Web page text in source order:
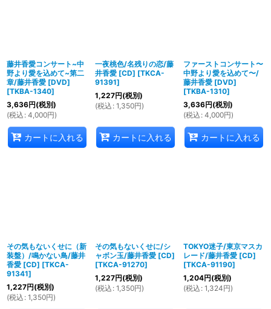
藤井香愛コンサート~中
野より愛を込めて~第二
章/藤井香愛 [DVD]
[TKBA-1340]
3,636円(税別)
(税込 : 4,000円)
カートに入れる
一夜桃色/名残りの恋/藤
井香愛 [CD] [TKCA-
91391]
1,227円(税別)
(税込 : 1,350円)
カートに入れる
ファーストコンサート〜
中野より愛を込めて〜/
藤井香愛 [DVD]
[TKBA-1310]
3,636円(税別)
(税込 : 4,000円)
カートに入れる
その気もないくせに（新
装盤）/鳴かない鳥/藤井
香愛 [CD] [TKCA-
91341]
1,227円(税別)
(税込 : 1,350円)
その気もないくせに/シ
ャボン玉/藤井香愛 [CD]
[TKCA-91270]
1,227円(税別)
(税込 : 1,350円)
TOKYO迷子/東京マスカ
レード/藤井香愛 [CD]
[TKCA-91190]
1,204円(税別)
(税込 : 1,324円)